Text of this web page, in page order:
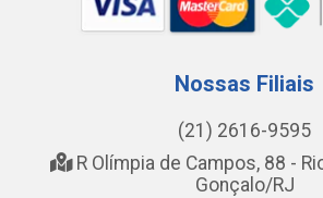
Nossas Filiais
(21) 2616-9595
R Olímpia de Campos, 88 -
Gonçalo/RJ